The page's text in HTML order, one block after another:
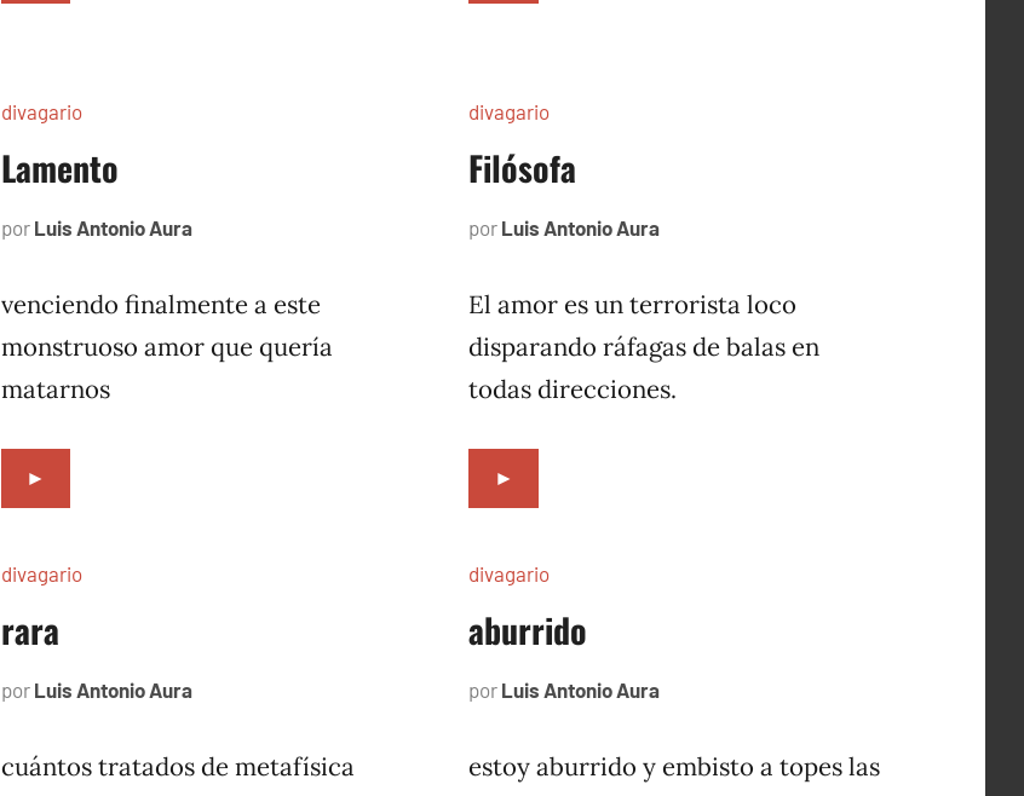
divagario
Lamento
por Luis Antonio Auraoctubre
1996
venciendo finalmente a este
monstruoso amor que quería
matarnos
►
divagario
Filósofa
por Luis Antonio Aura
1996
El amor es un terrorista loco
disparando ráfagas de balas en
todas direcciones.
►
divagario
rara
por Luis Antonio Auraoctubre
1996
cuántos tratados de metafísica
divagario
aburrido
por Luis Antonio Aura
1996
estoy aburrido y embisto a topes las